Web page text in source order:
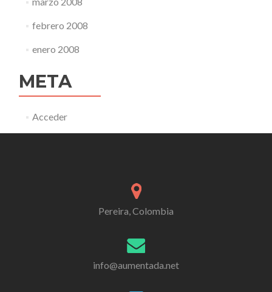
febrero 2008
enero 2008
META
Acceder
Pereira, Colombia
info@aumentada.net